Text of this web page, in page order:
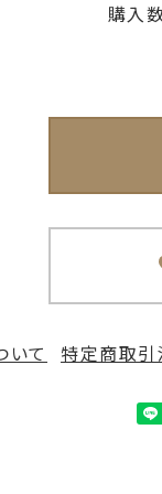
購入
いて 特定商取引